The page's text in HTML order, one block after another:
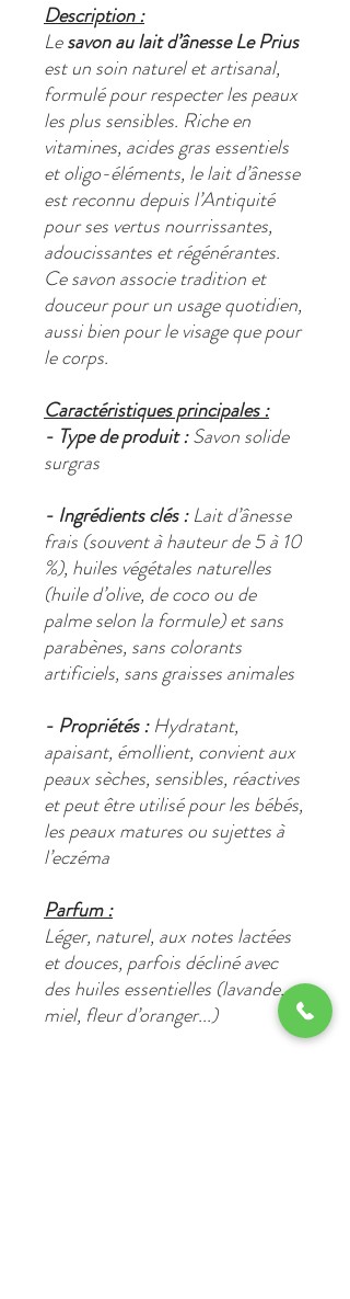
Description :
Lesavon au lait d’ânesse Le Prius
est un soin naturel et artisanal,
formulé pour respecter les peaux
les plus sensibles. Riche en
vitamines, acides gras essentiels
et oligo-éléments, le lait d’ânesse
est reconnu depuis l’Antiquité
pour ses vertus nourrissantes,
adoucissantes et régénérantes.
Ce savon associe tradition et
douceur pour un usage quotidien,
aussi bien pour le visage que pour
le corps.
Caractéristiques principales :
- Type de produit :Savon solide
surgras
- Ingrédients clés :Lait d’ânesse
frais (souvent à hauteur de 5 à 10
%), huiles végétales naturelles
(huile d’olive, de coco ou de
palme selon la formule) et sans
parabènes, sans colorants
artificiels, sans graisses animales
- Propriétés :Hydratant,
apaisant, émollient, convient aux
peaux sèches, sensibles, réactives
et peut être utilisé pour les bébés,
les peaux matures ou sujettes à
l’eczéma
Parfum :
Léger, naturel, aux noteslactées
etdouces, parfois décliné avec
des huiles essentielles (lavande,
miel, fleur d’oranger...)